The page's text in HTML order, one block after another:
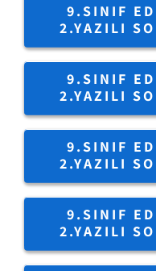
9.SINIF
2.YAZILI
9.SINIF
2.YAZILI
9.SINIF
2.YAZILI
9.SINIF
2.YAZILI